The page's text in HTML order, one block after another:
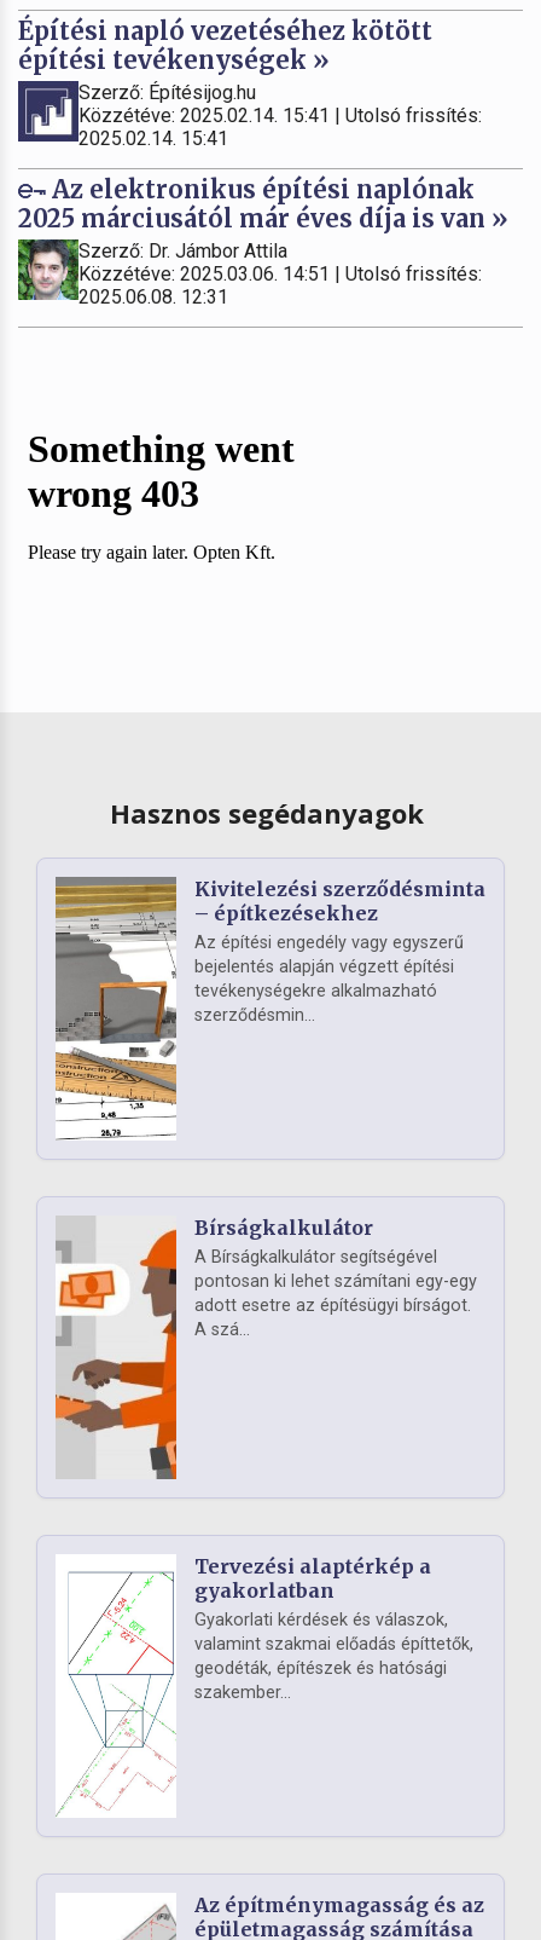
Építési napló vezetéséhez kötött
építési tevékenységek »
Szerző: Építésijog.hu
Közzétéve: 2025.02.14. 15:41 | Utolsó frissítés:
2025.02.14. 15:41
Az elektronikus építési naplónak
2025 márciusától már éves díja is van »
Szerző: Dr. Jámbor Attila
Közzétéve: 2025.03.06. 14:51 | Utolsó frissítés:
2025.06.08. 12:31
Hasznos segédanyagok
Kivitelezési szerződésminta
– építkezésekhez
Az építési engedély vagy egyszerű
bejelentés alapján végzett építési
tevékenységekre alkalmazható
szerződésmin...
Bírságkalkulátor
A Bírságkalkulátor segítségével
pontosan ki lehet számítani egy-egy
adott esetre az építésügyi bírságot.
A szá...
Tervezési alaptérkép a
gyakorlatban
Gyakorlati kérdések és válaszok,
valamint szakmai előadás építtetők,
geodéták, építészek és hatósági
szakember...
Az építménymagasság és az
épületmagasság számítása